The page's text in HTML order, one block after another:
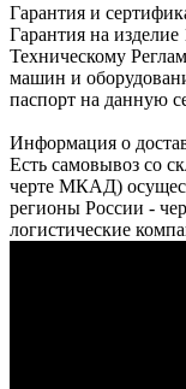
Гарантия и
Гарантия на изделие
Техническому
машин и
паспорт на данную
Информация о
Есть самовывоз со
черте МКАД)
регионы России -
логистические